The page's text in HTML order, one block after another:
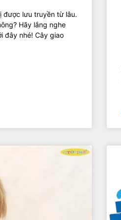
được lưu truyền từ lâu.
Hãy lắng nghe
đây nhé! Cây giao